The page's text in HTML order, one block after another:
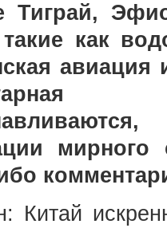
Тиграй,
как
авиация
Китай